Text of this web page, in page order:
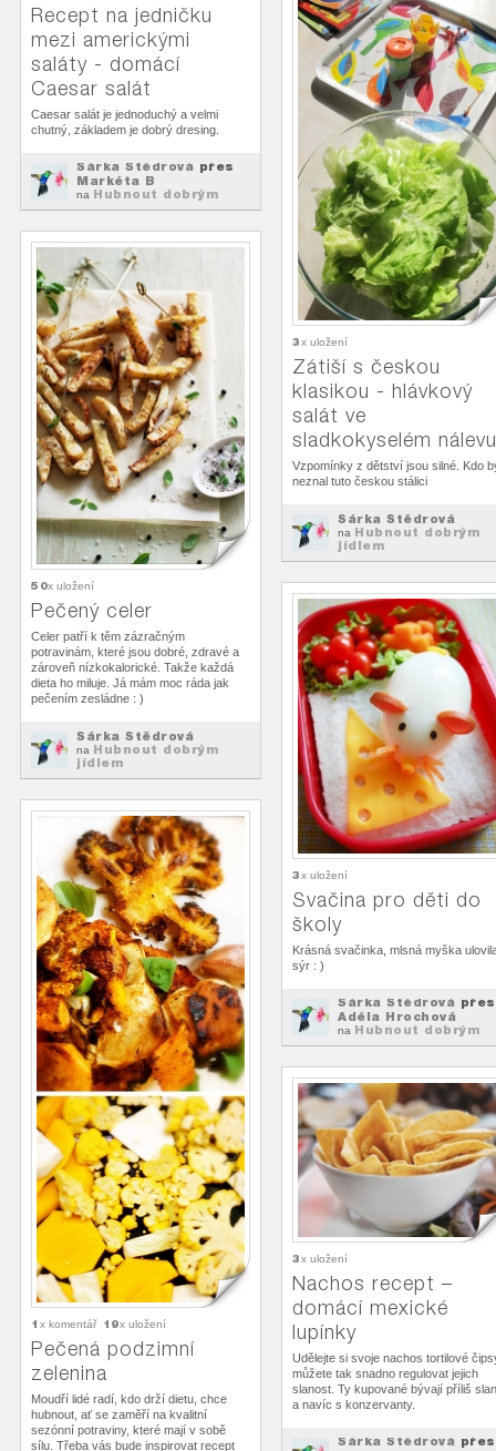
Recept na jedničku
mezi americkými
saláty - domácí
Caesar salát
Caesar salát je jednoduchý a velmi
chutný, základem je dobrý dresing.
Šárka Štědrová přes
Markéta B
na Hubnout dobrým
jídlem
3x uložení
Zátiší s českou
klasikou - hlávkový
salát ve
sladkokyselém nálevu
Vzpomínky z dětství jsou silné. Kdo
neznal tuto českou stálici
Šárka Štědrová
na Hubnout dobrým
jídlem
50x uložení
Pečený celer
Celer patří k těm zázračným
potravinám, které jsou dobré, zdravé a
zároveň nízkokalorické. Takže každá
dieta ho miluje. Já mám moc ráda jak
pečením zesládne : )
Šárka Štědrová
na Hubnout dobrým
jídlem
3x uložení
Svačina pro děti do
školy
Krásná svačinka, mlsná myška
sýr : )
Šárka Štědrová přes
Adéla Hrochová
na Hubnout dobrým
jídlem
1 x komentář 19x uložení
Pečená podzimní
zelenina
Moudří lidé radí, kdo drží dietu, chce
hubnout, ať se zaměří na kvalitní
sezónní potraviny, které mají v sobě
sílu. Třeba vás bude inspirovat recept
3x uložení
Nachos recept –
domácí mexické
lupínky
Udělejte si svoje nachos tortilové
můžete tak snadno regulovat jejich
slanost. Ty kupované bývají příliš
a navíc s konzervanty.
Šárka Štědrová přes